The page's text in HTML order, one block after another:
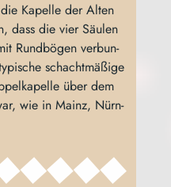
Kapel­le der Alten
dass die vier Säu­len
Rund­bö­gen ver­bun­
schacht­mä­ßi­ge
über dem
wie in Mainz, Nürn­